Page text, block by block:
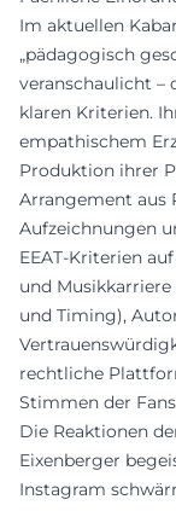
Im aktuellen
„pädagogisch
veranschaulicht –
klaren Kriterien.
empathischem
Produktion ihrer
Arrangement aus
Aufzeichnungen
EEAT-Kriterien
und Musikkarriere
und Timing),
rechtliche
Stimmen der Fans
Die Reaktionen
Eixenberger
Instagram